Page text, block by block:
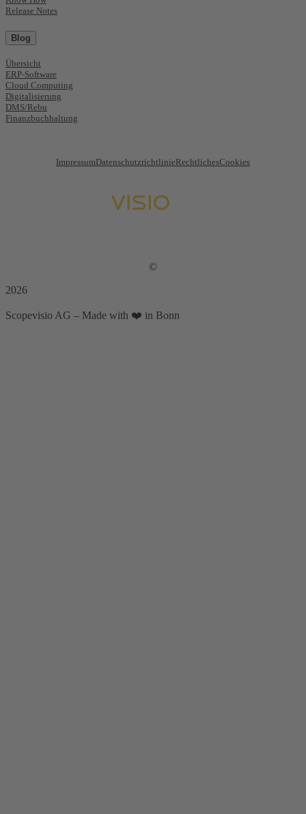
Release Notes
Blog
Übersicht
ERP-Software
Cloud Computing
Digitalisierung
DMS/Rebu
Finanzbuchhaltung
ImpressumDatenschutzrichtlinieRechtlichesCookies
©
2026
Scopevisio AG – Made with ❤️ in Bonn